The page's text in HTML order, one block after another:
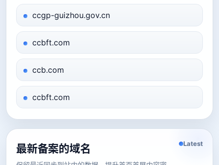
ccgp-guizhou.gov.cn
ccbft.com
ccb.com
ccbft.com
最新备案的域名 Latest